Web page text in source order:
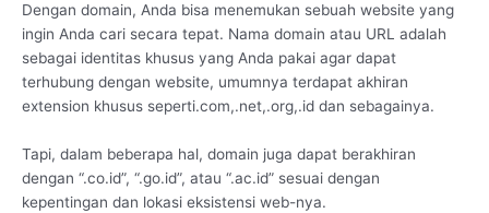
Dengan domain, Anda bisa menemukan sebuah website yang
ingin Anda cari secara tepat. Nama domain atau URL adalah
sebagai identitas khusus yang Anda pakai agar dapat
terhubung dengan website, umumnya terdapat akhiran
extension khusus seperti.com,.net,.org,.id dan sebagainya.
Tapi, dalam beberapa hal, domain juga dapat berakhiran
dengan “.co.id”, “.go.id”, atau “.ac.id” sesuai dengan
kepentingan dan lokasi eksistensi web-nya.